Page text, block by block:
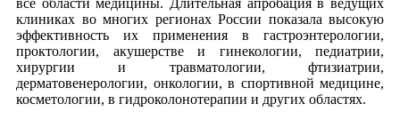
клиниках во многих регионах России показала высокую
эффективность их применения в гастроэнтерологии,
проктологии, акушерстве и гинекологии, педиатрии,
хирургии и травматологии, фтизиатрии,
дерматовенерологии, онкологии, в спортивной медицине,
косметологии, в гидроколонотерапии и других областях.